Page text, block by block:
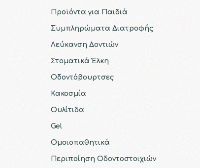
Προϊόντα για Παιδιά
Συμπληρώματα Διατροφής
Λεύκανση Δοντιών
Στοματικά Έλκη
Οδοντόβουρτσες
Κακοσμία
Ουλίτιδα
Gel
Ομοιοπαθητικά
Περιποίηση Οδοντοστοιχιών